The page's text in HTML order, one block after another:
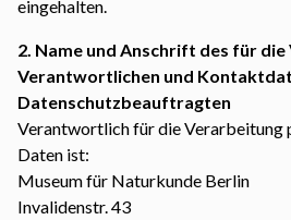
eingehalten.
2. Name und Anschrift des für
Verantwortlichen und
Datenschutzbeauftragten
Verantwortlich für die Verarbeitung
Daten ist:
Museum für Naturkunde Berlin
Invalidenstr. 43